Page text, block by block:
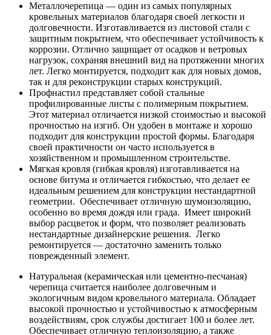
Металлочерепица — один из самых популярных
кровельных материалов благодаря своей легкости и
долговечности. Изготавливается из листовой стали с
защитным покрытием, что обеспечивает устойчивость к
коррозии. Отлично защищает от осадков и ветровых
нагрузок, сохраняя внешний вид на протяжении многих
лет. Легко монтируется, подходит как для новых домов,
так и для реконструкции старых конструкций.
Профнастил представляет собой стальные
профилированные листы с полимерным покрытием.
Этот материал отличается низкой стоимостью и высокой
прочностью на изгиб. Он удобен в монтаже и хорошо
подходит для конструкции простой формы. Благодаря
своей практичности он часто используется в
хозяйственном и промышленном строительстве.
Мягкая кровля (гибкая кровля) изготавливается на
основе битума и отличается гибкостью, что делает ее
идеальным решением для конструкции нестандартной
геометрии. Обеспечивает отличную шумоизоляцию,
особенно во время дождя или града. Имеет широкий
выбор расцветок и форм, что позволяет реализовать
нестандартные дизайнерские решения. Легко
ремонтируется — достаточно заменить только
поврежденный элемент.
Натуральная (керамическая или цементно-песчаная)
черепица считается наиболее долговечным и
экологичным видом кровельного материала. Обладает
высокой прочностью и устойчивостью к атмосферным
воздействиям, срок службы достигает 100 и более лет.
Обеспечивает отличную теплоизоляцию, а также